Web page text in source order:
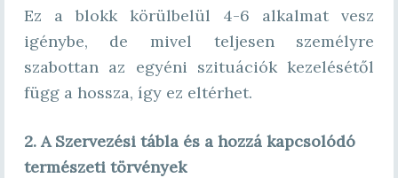
Ez a blokk körülbelül 4-6 alkalmat vesz
igénybe, de mivel teljesen személyre
szabottan az egyéni szituációk kezelésétől
függ a hossza, így ez eltérhet.
2. A Szervezési tábla és a hozzá kapcsolódó
természeti törvények